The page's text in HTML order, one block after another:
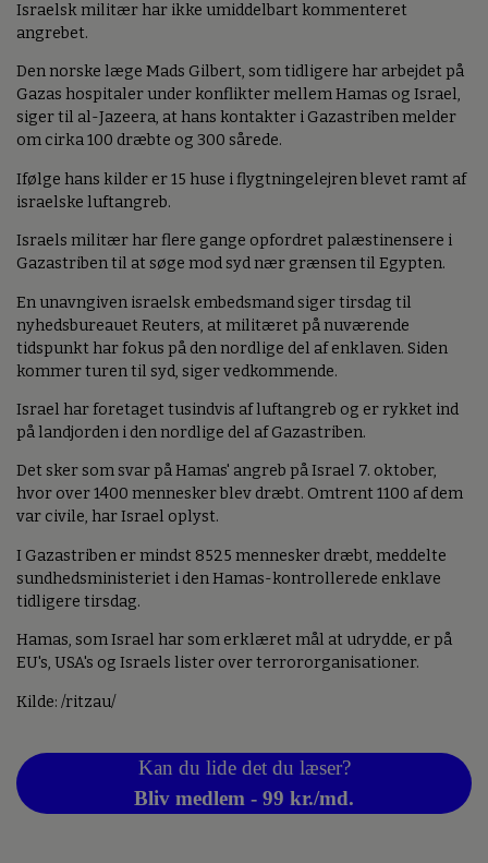
Israelsk militær har ikke umiddelbart kommenteret
angrebet.
Den norske læge Mads Gilbert, som tidligere har arbejdet på
Gazas hospitaler under konflikter mellem Hamas og Israel,
siger til al-Jazeera, at hans kontakter i Gazastriben melder
om cirka 100 dræbte og 300 sårede.
Ifølge hans kilder er 15 huse i flygtningelejren blevet ramt af
israelske luftangreb.
Israels militær har flere gange opfordret palæstinensere i
Gazastriben til at søge mod syd nær grænsen til Egypten.
En unavngiven israelsk embedsmand siger tirsdag til
nyhedsbureauet Reuters, at militæret på nuværende
tidspunkt har fokus på den nordlige del af enklaven. Siden
kommer turen til syd, siger vedkommende.
Israel har foretaget tusindvis af luftangreb og er rykket ind
på landjorden i den nordlige del af Gazastriben.
Det sker som svar på Hamas' angreb på Israel 7. oktober,
hvor over 1400 mennesker blev dræbt. Omtrent 1100 af dem
var civile, har Israel oplyst.
I Gazastriben er mindst 8525 mennesker dræbt, meddelte
sundhedsministeriet i den Hamas-kontrollerede enklave
tidligere tirsdag.
Hamas, som Israel har som erklæret mål at udrydde, er på
EU's, USA's og Israels lister over terrororganisationer.
Kilde: /ritzau/
Kan du lide det du læser?
Bliv medlem - 99 kr./md.